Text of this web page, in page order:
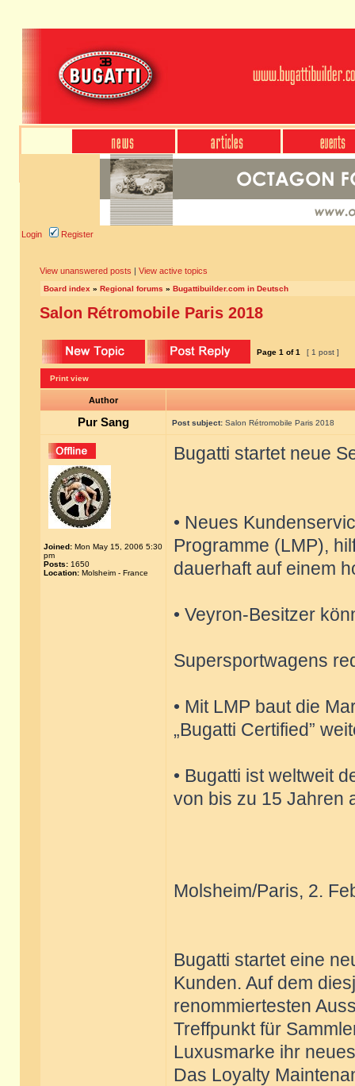
Login Register
View unanswered posts | View active topics
Board index » Regional forums » Bugattibuilder.com in Deutsch
Salon Rétromobile Paris 2018
Page 1 of1 [ 1 post ]
Print view
Author
Pur Sang Post subject: Salon Rétromobile Paris 2018
Joined: Mon May 15, 2006 5:30
pm
Posts: 1650
Location: Molsheim - France
Bugatti startet neue
• Neues
Programme (LMP),
dauerhaft auf einem
• Veyron-Besitzer
Supersportwagens
• Mit LMP baut die
„Bugatti Certified”
• Bugatti ist weltweit
von bis zu 15 Jahren
Molsheim/Paris, 2.
Bugatti startet eine
Kunden. Auf dem
renommiertesten
Treffpunkt für
Luxusmarke ihr
Das Loyalty